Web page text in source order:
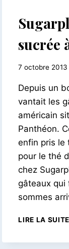
BAR
-
RESTAURANTS
|
MONDE
PARIS
sucrée
Par
Petit
Pois
7 octobre 2013
Depuis un
vantait les
américain
Panthéon.
enfin pris le
pour le thé
chez
gâteaux qui
sommes
LIRE LA SUITE